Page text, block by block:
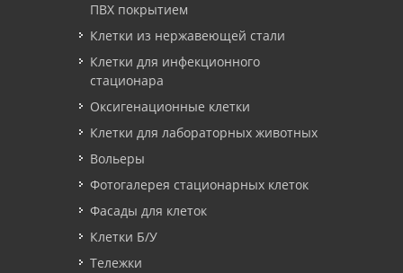
ПВХ покрытием
Клетки из нержавеющей стали
Клетки для инфекционного
стационара
Оксигенационные клетки
Клетки для лабораторных животных
Вольеры
Фотогалерея стационарных клеток
Фасады для клеток
Клетки Б/У
Тележки